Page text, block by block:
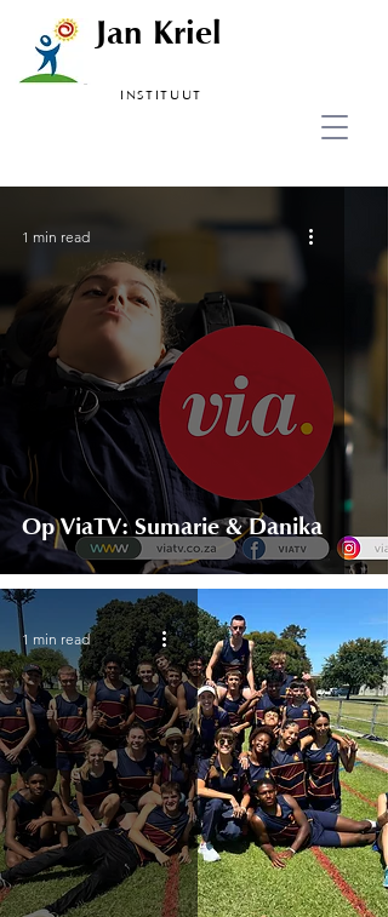
Jan Kriel
INSTITUUT
Op ViaTV: Sumarie & Danika
1 min read
1 min read